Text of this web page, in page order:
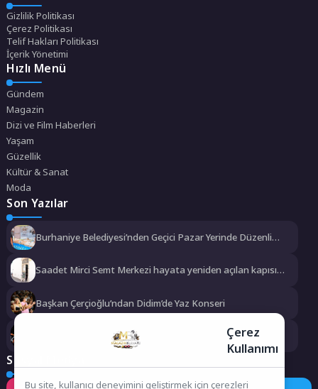
Gizlilik Politikası
Çerez Politikası
Telif Hakları Politikası
İçerik Yönetimi
Hızlı Menü
Gündem
Magazin
Dizi ve Film Haberleri
Yaşam
Güzellik
Kültür & Sanat
Moda
Son Yazılar
Burhaniye Belediyesi’nden Geçici Pazar Yerinde Düzenli
Saadet Mirci Semt Merkezi hayata yeniden açılan kapısı
Başkan Çerçioğlu’ndan Didim’de Yaz Konseri
Türk Dünyası’nın Kalbi Keçiören’de Attı
Sosyal Medya
Çerez
Kullanımı
Bu site, kullanıcı deneyimini geliştirmek için çerezleri